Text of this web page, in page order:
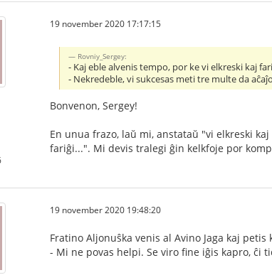
19 november 2020 17:17:15
Rovniy_Sergey:
- Kaj eble alvenis tempo, por ke vi elkreski kaj
- Nekredeble, vi sukcesas meti tre multe da
Bonvenon, Sergey!
En unua frazo, laŭ mi, anstataŭ "vi elkreski
fariĝi...". Mi devis tralegi ĝin kelkfoje por
19 november 2020 19:48:20
Fratino Aljonuŝka venis al Avino Jaga kaj
- Mi ne povas helpi. Se viro fine iĝis kapro, ĉi